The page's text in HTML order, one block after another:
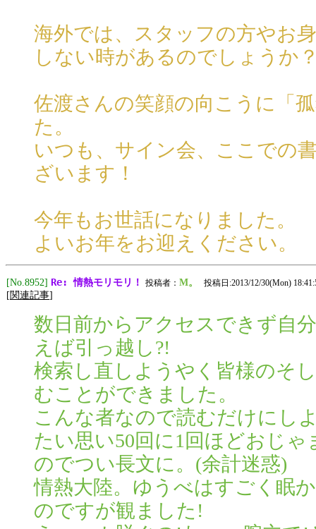
海外では、スタッフの方やお
しない時があるのでしょうか
佐渡さんの笑顔の向こうに「
た。
いつも、サイン会、ここでの
ざいます！
今年もお世話になりました。
よいお年をお迎えください。
[No.8952] Re: 情熱モリモリ！ 投稿者： M。 投稿日:2013/12/30(Mon)
[関連記事]
数日前からアクセスできず自
えば引っ越し?!
検索し直しようやく皆様のそ
むことができました。
こんな者なので読むだけにし
たい思い50回に1回ほどおじ
のでつい長文に。(余計迷惑)
情熱大陸。ゆうべはすごく眠
のですが観ました!